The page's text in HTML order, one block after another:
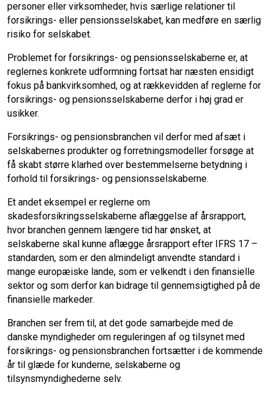
personer eller virksomheder, hvis særlige relationer til
forsikrings- eller pensionsselskabet, kan medføre en særlig
risiko for selskabet.
Problemet for forsikrings- og pensionsselskaberne er, at
reglernes konkrete udformning fortsat har næsten ensidigt
fokus på bankvirksomhed, og at rækkevidden af reglerne for
forsikrings- og pensionsselskaberne derfor i høj grad er
usikker.
Forsikrings- og pensionsbranchen vil derfor med afsæt i
selskabernes produkter og forretningsmodeller forsøge at
få skabt større klarhed over bestemmelserne betydning i
forhold til forsikrings- og pensionsselskaberne.
Et andet eksempel er reglerne om
skadesforsikringsselskaberne aflæggelse af årsrapport,
hvor branchen gennem længere tid har ønsket, at
selskaberne skal kunne aflægge årsrapport efter IFRS 17 –
standarden, som er den almindeligt anvendte standard i
mange europæiske lande, som er velkendt i den finansielle
sektor og som derfor kan bidrage til gennemsigtighed på de
finansielle markeder.
Branchen ser frem til, at det gode samarbejde med de
danske myndigheder om reguleringen af og tilsynet med
forsikrings- og pensionsbranchen fortsætter i de kommende
år til glæde for kunderne, selskaberne og
tilsynsmyndighederne selv.